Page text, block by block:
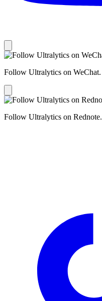
Follow Ultralytics on WeChat.
Follow Ultralytics on Rednote.